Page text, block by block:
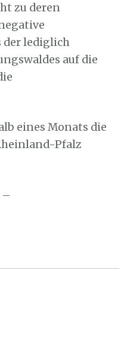
zu deren
der lediglich
auf die
eines Monats die
Pfalz
–